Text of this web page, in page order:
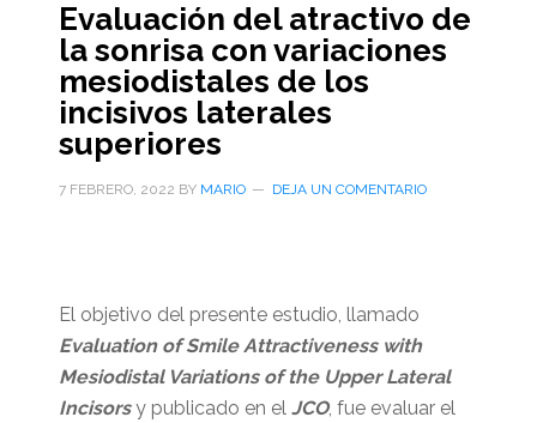
Evaluación del atractivo de
la sonrisa con variaciones
mesiodistales de los
incisivos laterales
superiores
7 FEBRERO, 2022 BY MARIO DEJA UN COMENTARIO
El objetivo del presente estudio, llamado
Evaluation of Smile Attractiveness with
Mesiodistal Variations of the Upper Lateral
Incisorsy publicado en el JCO, fue evaluar el